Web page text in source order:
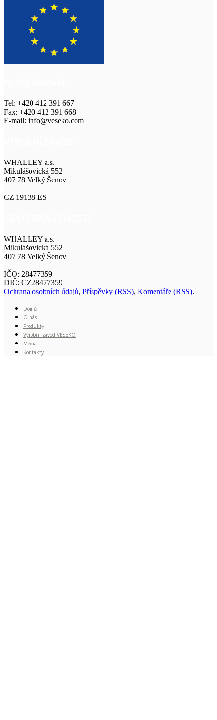
Tel: +420 412 391 667
Fax: +420 412 391 668
E-mail: info@veseko.com
WHALLEY a.s.
Mikulášovická 552
407 78 Velký Šenov
CZ 19138 ES
WHALLEY a.s.
Mikulášovická 552
407 78 Velký Šenov
IČO: 28477359
DIČ: CZ28477359
Ochrana osobních údajů, Příspěvky (RSS), Komentáře (RSS).
Domů
O nás
Produkty
Výrobní závod VESEKO
Média
Kontakty